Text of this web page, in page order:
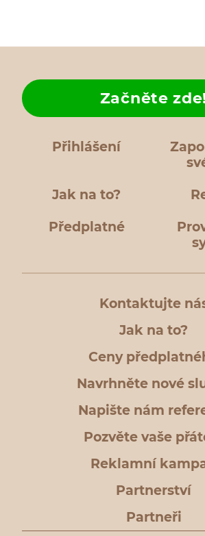
Přihlášení
Jak na to?
Začněte
Předplatné
Kontaktujte
Jak na to?
Ceny
Navrhněte nové
Napište nám
Pozvěte vaše
Reklamní
Partnerství
Partneři